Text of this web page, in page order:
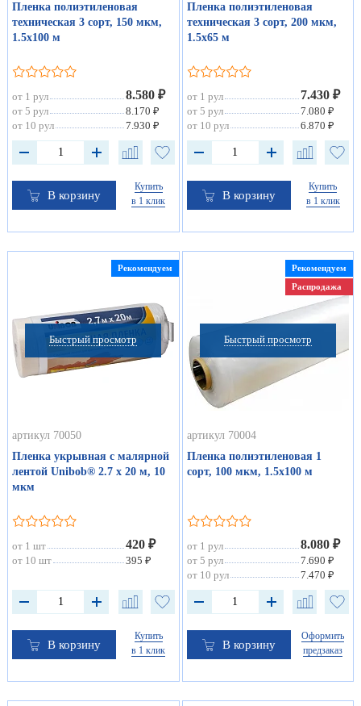
Пленка полиэтиленовая
техническая 3 сорт, 150 мкм,
1.5х100 м
от 1 рул 8.580 ₽
от 5 рул
8.170 ₽
от 10 рул
7.930 ₽
В корзину
Купить
в 1 клик
Пленка полиэтиленовая
техническая 3 сорт, 200 мкм,
1.5х65 м
от 1 рул 7.430 ₽
от 5 рул
7.080 ₽
от 10 рул
6.870 ₽
В корзину
Купить
в 1 клик
Быстрый просмотр
Рекомендуем
артикул 70050
Пленка укрывная с малярной
лентой Unibob® 2.7 х 20 м, 10
мкм
от 1 шт 420 ₽
от 10 шт 395 ₽
В корзину
Купить
в 1 клик
Быстрый просмотр
Рекомендуем
Распродажа
артикул 70004
Пленка полиэтиленовая 1
сорт, 100 мкм, 1.5х100 м
от 1 рул 8.080 ₽
от 5 рул
7.690 ₽
от 10 рул
7.470 ₽
В корзину
Оформить
предзаказ